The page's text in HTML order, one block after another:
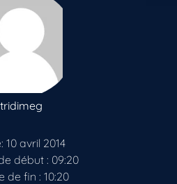
tridimeg
10 avril 2014
début : 09:20
de fin : 10:20